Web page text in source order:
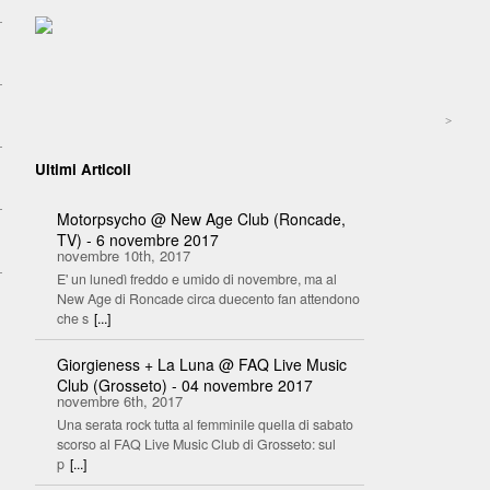
>
Ultimi Articoli
Motorpsycho @ New Age Club (Roncade,
TV) - 6 novembre 2017
novembre 10th, 2017
E' un lunedì freddo e umido di novembre, ma al
New Age di Roncade circa duecento fan attendono
che s [...]
Giorgieness + La Luna @ FAQ Live Music
Club (Grosseto) - 04 novembre 2017
novembre 6th, 2017
Una serata rock tutta al femminile quella di sabato
scorso al FAQ Live Music Club di Grosseto: sul
p [...]